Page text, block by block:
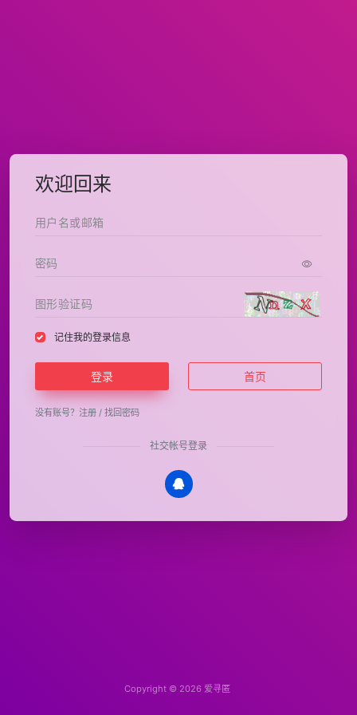
欢迎回来
记住我的登录信息
登录 首页
没有账号？ 注册 / 找回密码
社交帐号登录
Copyright © 2026 爱寻匿